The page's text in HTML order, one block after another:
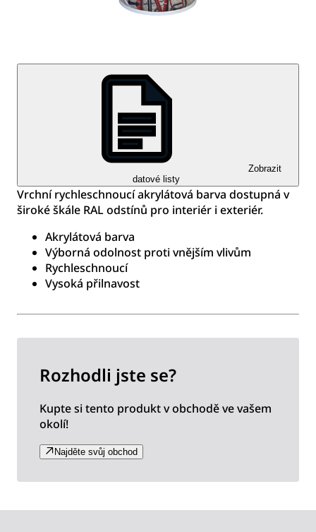
Zobrazit
datové listy
Vrchní rychleschnoucí akrylátová barva dostupná v
široké škále RAL odstínů pro interiér i exteriér.
Akrylátová barva
Výborná odolnost proti vnějším vlivům
Rychleschnoucí
Vysoká přilnavost
Rozhodli jste se?
Kupte si tento produkt v obchodě ve vašem
okolí!
Najděte svůj obchod